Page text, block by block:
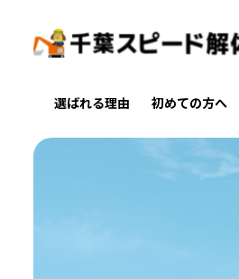
選ばれる理由 初めての方へ